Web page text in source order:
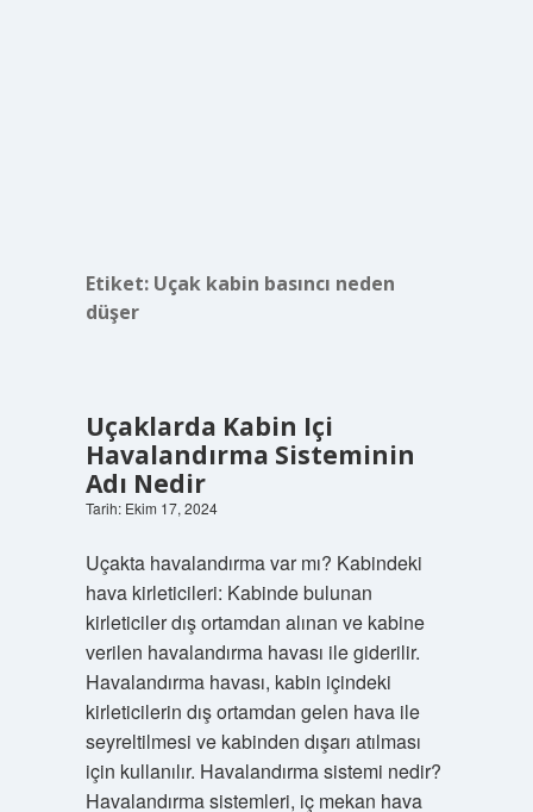
Etiket: Uçak kabin basıncı neden
düşer
Uçaklarda Kabin Içi
Havalandırma Sisteminin
Adı Nedir
Tarih: Ekim 17, 2024
Uçakta havalandırma var mı? Kabindeki
hava kirleticileri: Kabinde bulunan
kirleticiler dış ortamdan alınan ve kabine
verilen havalandırma havası ile giderilir.
Havalandırma havası, kabin içindeki
kirleticilerin dış ortamdan gelen hava ile
seyreltilmesi ve kabinden dışarı atılması
için kullanılır. Havalandırma sistemi nedir?
Havalandırma sistemleri, iç mekan hava